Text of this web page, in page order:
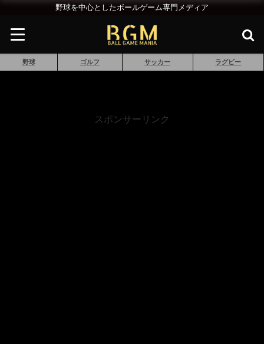
野球を中心としたボールゲーム専門メディア
野球 ゴルフ サッカー ラグビー
スポンサーリンク